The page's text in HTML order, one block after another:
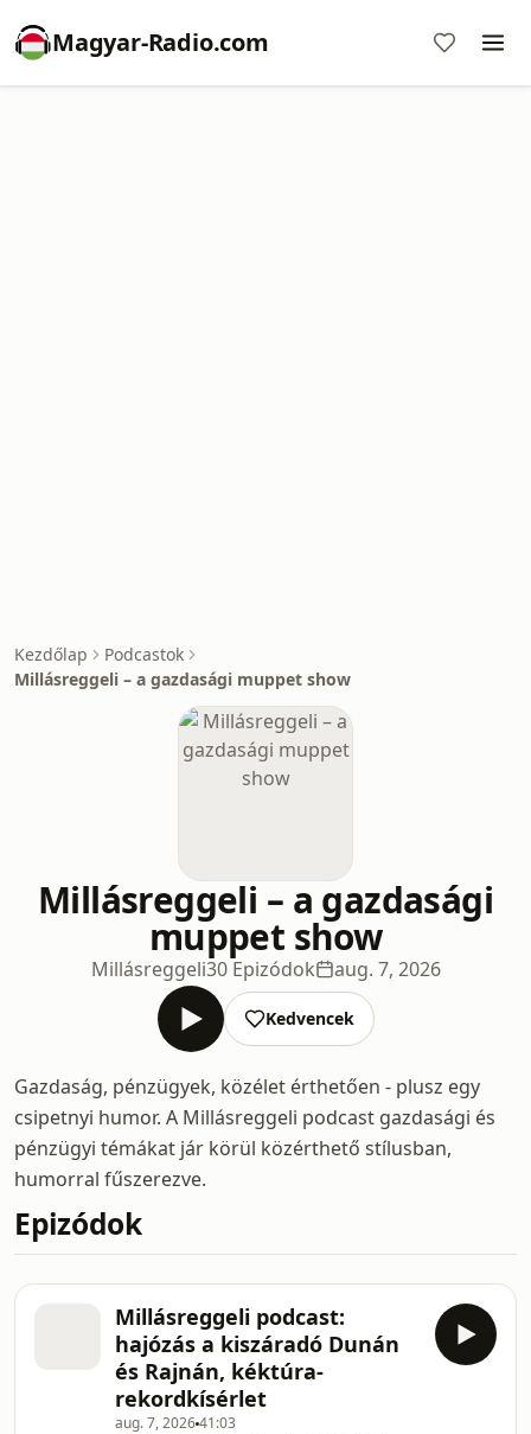
Magyar-Radio.com
Kezdőlap
Podcastok
Millásreggeli – a gazdasági muppet show
Millásreggeli – a gazdasági
muppet show
Millásreggeli30 Epizódok aug. 7, 2026
Kedvencek
Gazdaság, pénzügyek, közélet érthetően - plusz egy
csipetnyi humor. A Millásreggeli podcast gazdasági és
pénzügyi témákat jár körül közérthető stílusban,
humorral fűszerezve.
Epizódok
Millásreggeli podcast:
hajózás a kiszáradó Dunán
és Rajnán, kéktúra-
rekordkísérlet
aug. 7, 202641:03